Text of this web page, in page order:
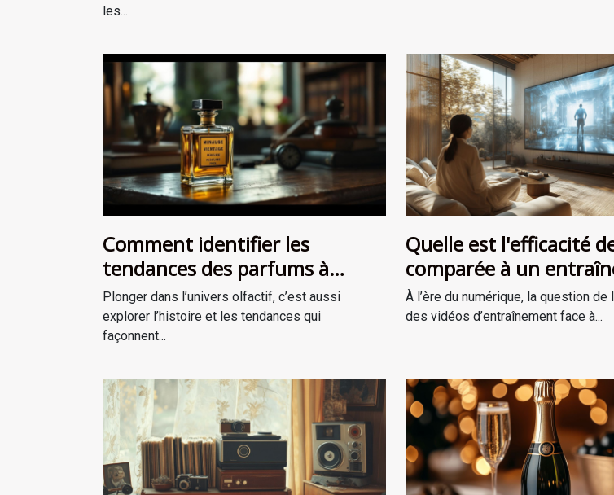
les...
Comment identifier les
tendances des parfums à
travers les époques ?
Plonger dans l’univers olfactif, c’est aussi
explorer l’histoire et les tendances qui
façonnent...
Quelle est l'efficacité
comparée à un
en personne ?
À l’ère du numérique, la question
des vidéos d’entraînement face à...